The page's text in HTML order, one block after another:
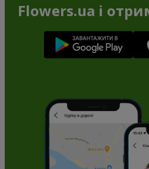
Flowers.ua і